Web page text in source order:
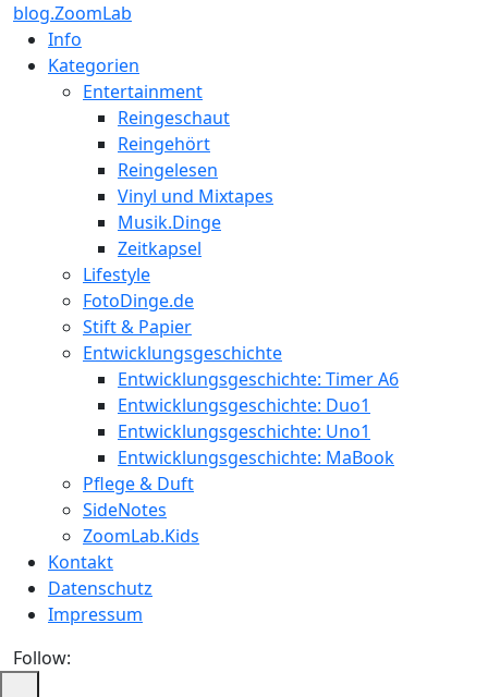
blog.ZoomLab
Info
Kategorien
Entertainment
Reingeschaut
Reingehört
Reingelesen
Vinyl und Mixtapes
Musik.Dinge
Zeitkapsel
Lifestyle
FotoDinge.de
Stift & Papier
Entwicklungsgeschichte
Entwicklungsgeschichte: Timer A6
Entwicklungsgeschichte: Duo1
Entwicklungsgeschichte: Uno1
Entwicklungsgeschichte: MaBook
Pflege & Duft
SideNotes
ZoomLab.Kids
Kontakt
Datenschutz
Impressum
Follow: